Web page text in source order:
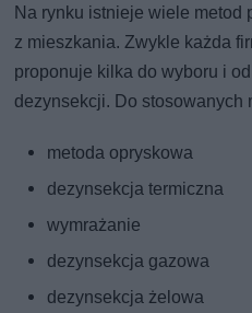
Na rynku istnieje wiele metod
z mieszkania. Zwykle każda
proponuje kilka do wyboru i
dezynsekcji. Do stosowanych
metoda opryskowa
dezynsekcja termiczna
wymrażanie
dezynsekcja gazowa
dezynsekcja żelowa